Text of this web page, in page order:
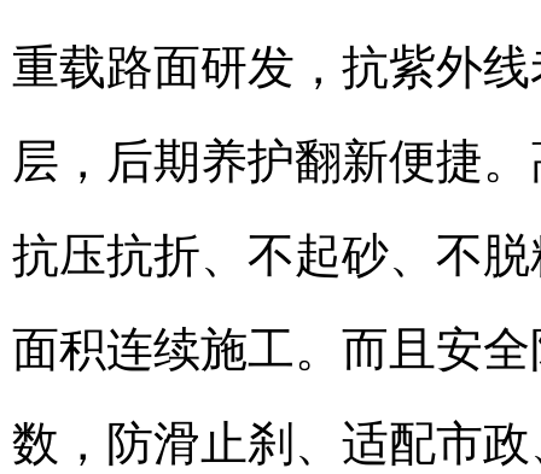
重载路面研发，抗紫外
层，后期养护翻新便捷
抗压抗折、不起砂、不
面积连续施工。而且安
数，防滑止刹、适配市